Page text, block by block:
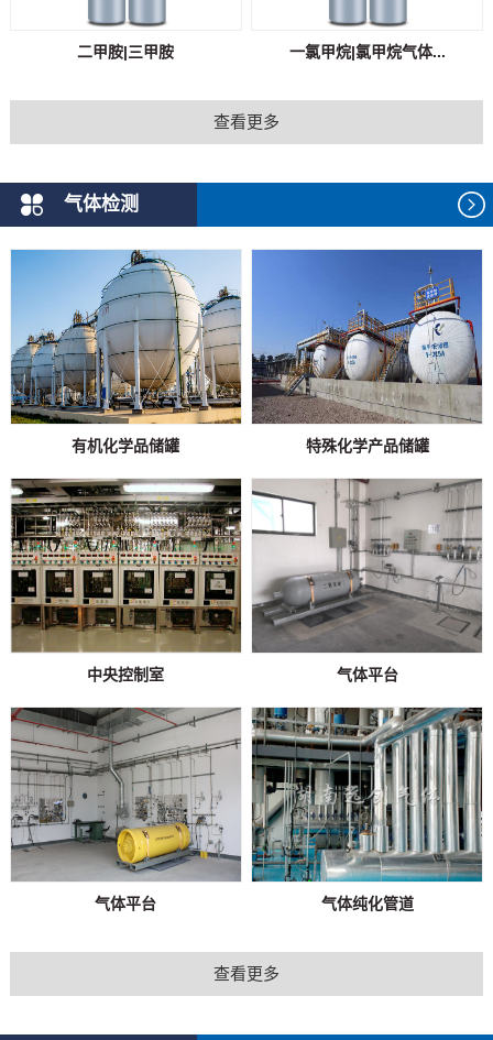
二甲胺|三甲胺 一氯甲烷|氯甲烷气体...
查看更多
气体检测
有机化学品储罐 特殊化学产品储罐
中央控制室 气体平台
气体平台 气体纯化管道
查看更多